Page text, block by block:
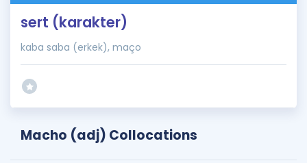
Blog
İngilizce Gramer
sert (karakter)
kaba saba (erkek), maço
Macho (adj) Collocations